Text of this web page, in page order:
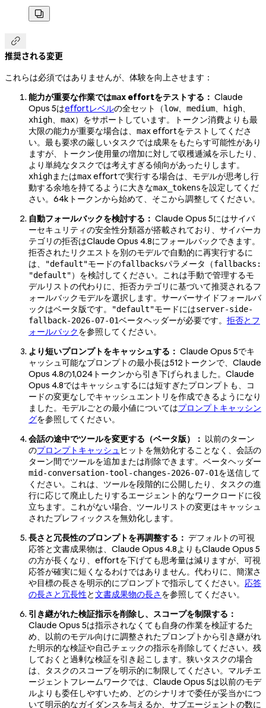


推奨される変更
これらは必須ではありませんが、体験を向上させます：
能力が重要な作業ではmax effortをテストする： Claude
Opus 5はeffortレベルの全セット（low、 medium、 high、
xhigh、 max）をサポートしています。トークン消費よりも最
大限の能力が重要な場合は、 maxeffortをテストしてくださ
い。最も要求の厳しいタスクでは成果をもたらす可能性があり
ますが、トークン使用量の増加に対して収穫逓減を示したり、
より単純なタスクでは考えすぎる傾向があったりします。
xhighまたはmaxeffortで実行する場合は、モデルが思考し行
動する余地を持てるように大きなmax_tokensを設定してくだ
さい。64kトークンから始めて、そこから調整してください。
自動フォールバックを検討する： Claude Opus 5にはサイバ
ーセキュリティの安全性分類器が搭載されており、サイバーカ
テゴリの拒否はClaude Opus 4.8にフォールバックできます。
拒否されたリクエストを別のモデルで自動的に再実行するに
は、
"default"モードのfallbacksパラメータ（fallbacks:
"default"）を検討してください。これは手動で管理するモ
デルリストの代わりに、拒否カテゴリに基づいて推奨されるフ
ォールバックモデルを選択します。サーバーサイドフォールバ
ックはベータ版です。
"default"モードにはserver-side-
fallback-2026-07-01ベータヘッダーが必要です。 拒否とフ
ォールバックを参照してください。
より短いプロンプトをキャッシュする： Claude Opus 5でキ
ャッシュ可能なプロンプトの最小長は512トークンで、Claude
Opus 4.8の1,024トークンから引き下げられました。Claude
Opus 4.8ではキャッシュするには短すぎたプロンプトも、コ
ードの変更なしでキャッシュエントリを作成できるようになり
ました。モデルごとの最小値についてはプロンプトキャッシン
グを参照してください。
会話の途中でツールを変更する（ベータ版）： 以前のターン
のプロンプトキャッシュ ヒットを無効化することなく、会話の
ターン間でツールを追加または削除できます。ベータヘッダー
mid-conversation-tool-changes-2026-07-01を送信して
ください。これは、ツールを段階的に公開したり、タスクの進
行に応じて廃止したりするエージェント的なワークロードに役
立ちます。これがない場合、ツールリストの変更はキャッシュ
されたプレフィックスを無効化します。
長さと冗長性のプロンプトを再調整する： デフォルトの可視
応答と文書成果物は、Claude Opus 4.8よりもClaude Opus 5
の方が長くなり、effortを下げても思考量は減りますが、可視
応答が確実に短くなるわけではありません。代わりに、簡潔さ
や目標の長さを明示的にプロンプトで指示してください。 応答
の長さと冗長性と文書成果物の長さ を参照してください。
引き継がれた検証指示を削除し、スコープを制限する：
Claude Opus 5は指示されなくても自身の作業を検証するた
め、以前のモデル向けに調整されたプロンプトから引き継がれ
た明示的な検証や自己チェックの指示を削除してください。残
しておくと過剰な検証を引き起こします。狭いタスクの場合
は、タスクのスコープを明示的に制限してください。マルチエ
ージェントフレームワークでは、Claude Opus 5は以前のモデ
ルよりも委任しやすいため、どのシナリオで委任が妥当かにつ
いて明示的なガイダンスを与えるか、サブエージェントの数に